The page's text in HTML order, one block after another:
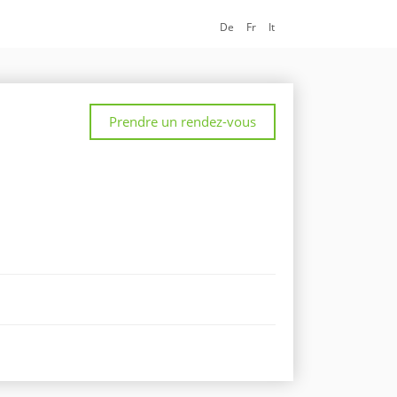
De Fr It
Prendre un rendez-vous